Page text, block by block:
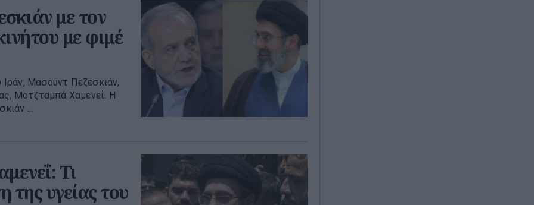
με τον
με φιμέ
Μασούντ Πεζεσκιάν,
Μοτζταμπά Χαμενεΐ. Η
...
Τι
της υγείας του